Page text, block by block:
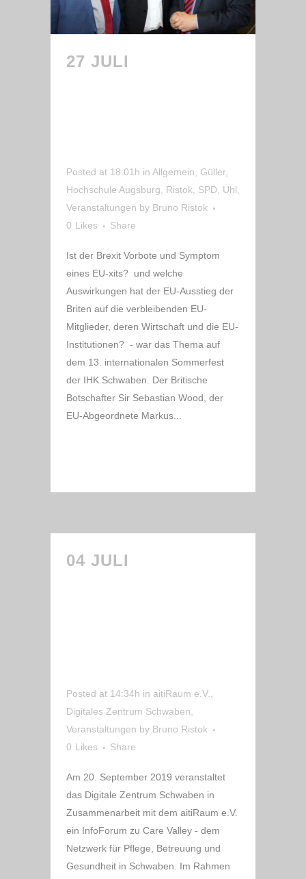
27 JULI
Posted at 18:01h in Allgemein Güller,
Hochschule Augsburg
Ristok SPD Uhl
Veranstaltungen by Bruno Ristok
0 Likes Share
Ist der Brexit Vorbote und Symptom
eines EU-xits? und welche
Auswirkungen hat der EU-Ausstieg der
Briten auf die verbleibenden EU-
Mitglieder, deren Wirtschaft und die EU-
Institutionen? - war das Thema auf
dem 13. internationalen Sommerfest
der IHK Schwaben. Der Britische
Botschafter Sir Sebastian Wood, der
EU-Abgeordnete Markus...
04 JULI
Posted at 14:34h in aitiRaum e.V.
Digitales Zentrum Schwaben
Veranstaltungen by Bruno Ristok
0 Likes Share
Am 20. September 2019 veranstaltet
das Digitale Zentrum Schwaben in
Zusammenarbeit mit dem aitiRaum e.V.
ein InfoForum zu Care Valley - dem
Netzwerk für Pflege, Betreuung und
Gesundheit in Schwaben. Im Rahmen